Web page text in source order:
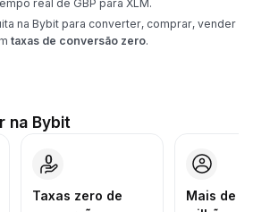
real de GBP para XLM.
na Bybit para converter, comprar, vender
taxas de conversão zero.
na Bybit
Taxas zero de
Mais de